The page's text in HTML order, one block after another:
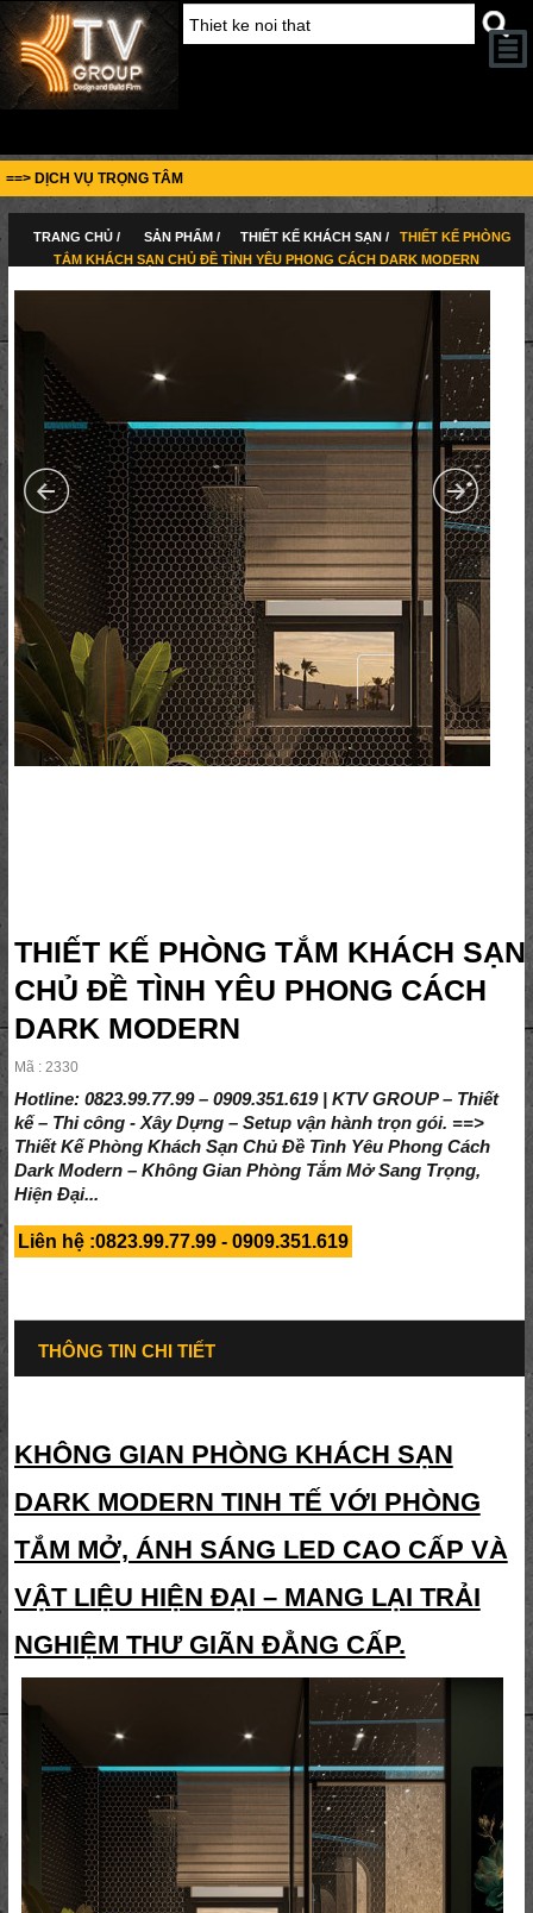
==> DỊCH VỤ TRỌNG TÂM
TRANG CHỦ / SẢN PHẨM / THIẾT KẾ KHÁCH SẠN /
THIẾT KẾ PHÒNG
TẮM KHÁCH SẠN CHỦ ĐỀ TÌNH YÊU PHONG CÁCH DARK MODERN
THIẾT KẾ PHÒNG TẮM KHÁCH SẠN
CHỦ ĐỀ TÌNH YÊU PHONG CÁCH
DARK MODERN
Mã : 2330
Hotline: 0823.99.77.99 – 0909.351.619 | KTV GROUP – Thiết
kế – Thi công - Xây Dựng – Setup vận hành trọn gói. ==>
Thiết Kế Phòng Khách Sạn Chủ Đề Tình Yêu Phong Cách
Dark Modern – Không Gian Phòng Tắm Mở Sang Trọng,
Hiện Đại...
Liên hệ :0823.99.77.99 - 0909.351.619
THÔNG TIN CHI TIẾT
KHÔNG GIAN PHÒNG KHÁCH SẠN
DARK MODERN TINH TẾ VỚI PHÒNG
TẮM MỞ, ÁNH SÁNG LED CAO CẤP VÀ
VẬT LIỆU HIỆN ĐẠI – MANG LẠI TRẢI
NGHIỆM THƯ GIÃN ĐẲNG CẤP.